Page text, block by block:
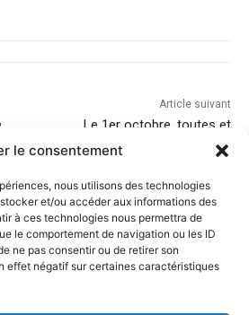
le consentement
nous utilisons des technologies
et/ou accéder aux informations des
à ces technologies nous permettra de
le comportement de navigation ou les ID
ne pas consentir ou de retirer son
effet négatif sur certaines caractéristiques
par
Article suivant
Le 1er octobre, toutes et
tous en grève !